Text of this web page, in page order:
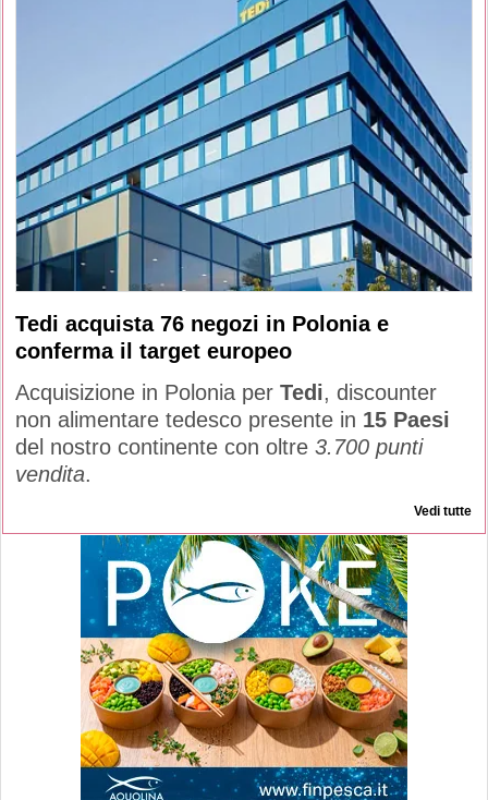
Tedi acquista 76 negozi in Polonia e
conferma il target europeo
Acquisizione in Polonia per Tedi, discounter
non alimentare tedesco presente in 15 Paesi
del nostro continente con oltre 3.700 punti
vendita.
Vedi tutte